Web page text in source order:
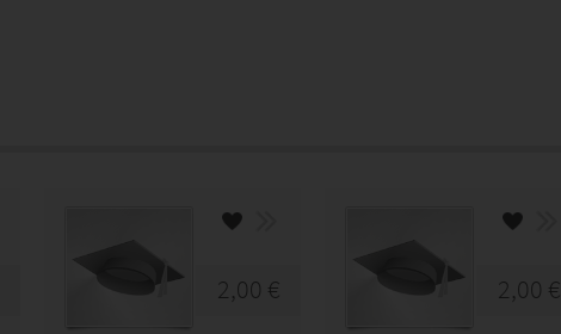
2,00 € 2,00 €